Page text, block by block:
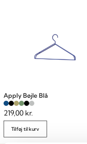
Apply Bøjle Blå
219,00 kr.
Tilføj til kurv